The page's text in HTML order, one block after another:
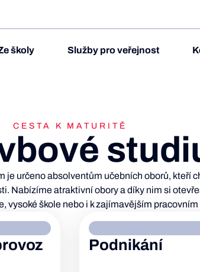
školy Služby pro veřejnost
CESTA K MATURITĚ
je určeno absolventům učebních oborů, kteří
Nabízíme atraktivní obory a díky nim si
vysoké škole nebo i k zajímavějším
Podnikání